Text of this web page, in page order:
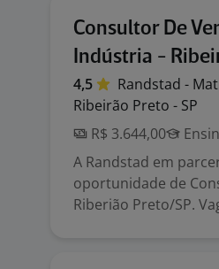
Consultor De
Indústria -
4,5 Randstad -
Ribeirão Preto - SP
R$ 3.644,00
A Randstad em
oportunidade de
Riberião Preto/SP.